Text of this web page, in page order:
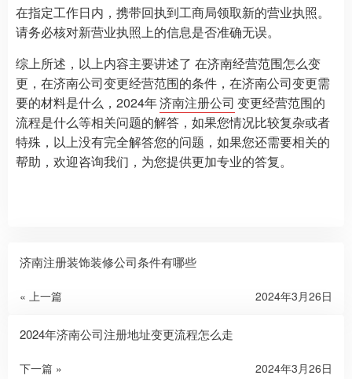
在指定工作日内，携带回执到工商局领取新的营业执照。
请务必核对新营业执照上的信息是否准确无误。
综上所述，以上内容主要讲述了 在济南经营范围怎么变
更，在济南公司变更经营范围的条件，在济南公司变更需
要的材料是什么，2024年济南注册公司 变更经营范围的
流程是什么等相关问题的解答，如果您情况比较复杂或者
特殊，以上没有完全解答您的问题，如果您还需要相关的
帮助，欢迎咨询我们，为您提供更加专业的答复。
济南注册装饰装修公司条件有哪些
« 上一篇 2024年3月26日
2024年济南公司注册地址变更流程怎么走
下一篇 » 2024年3月26日